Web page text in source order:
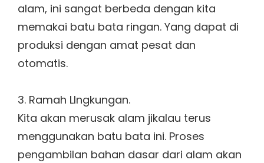
alam, ini sangat berbeda dengan kita
memakai batu bata ringan. Yang dapat di
produksi dengan amat pesat dan
otomatis.
3. Ramah LIngkungan.
Kita akan merusak alam jikalau terus
menggunakan batu bata ini. Proses
pengambilan bahan dasar dari alam akan